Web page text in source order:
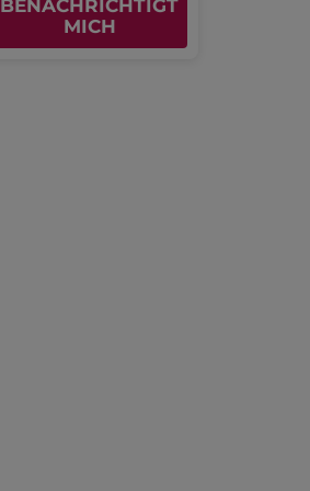
BENACHRICHTIGT
MICH